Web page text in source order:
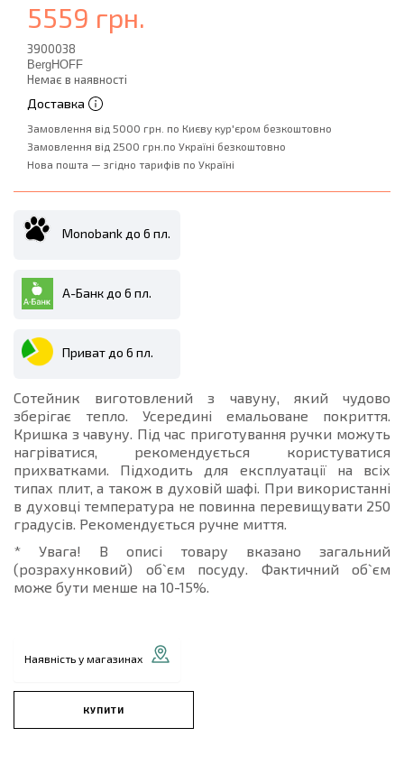
5559 грн.
3900038
BergHOFF
Немає в наявності
Доставка
Замовлення від 5000 грн. по Києву кур'єром безкоштовно
Замовлення від 2500 грн.по Україні безкоштовно
Нова пошта — згідно тарифів по Україні
Monobank до 6 пл.
А-Банк до 6 пл.
Приват до 6 пл.
Сотейник виготовлений з чавуну, який чудово
зберігає тепло. Усередині емальоване покриття.
Кришка з чавуну. Під час приготування ручки можуть
нагріватися, рекомендується користуватися
прихватками. Підходить для експлуатації на всіх
типах плит, а також в духовій шафі. При використанні
в духовці температура не повинна перевищувати 250
градусів. Рекомендується ручне миття.
* Увага! В описі товару вказано загальний
(розрахунковий) об`єм посуду. Фактичний об`єм
може бути менше на 10-15%.
Наявність у магазинах
КУПИТИ